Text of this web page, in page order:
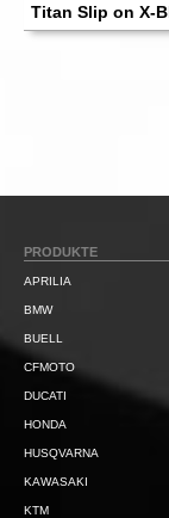
Titan Slip on X-
PRODUKTE
APRILIA
BMW
BUELL
CFMOTO
DUCATI
HONDA
HUSQVARNA
KAWASAKI
KTM